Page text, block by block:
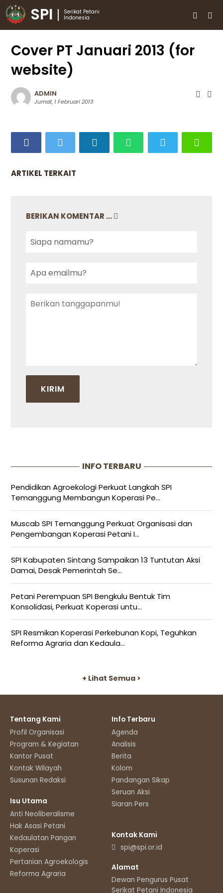
SPI
Serikat Petani
Indonesia
Cover PT Januari 2013 (for
website)
ADMIN
Jumat, 1 Februari 2013
ARTIKEL TERKAIT
BERIKAN KOMENTAR ...
INFO TERBARU
Pendidikan Agroekologi Perkuat Langkah SPI
Temanggung Membangun Koperasi Pe...
Muscab SPI Temanggung Perkuat Organisasi dan
Pengembangan Koperasi Petani I...
SPI Kabupaten Sintang Sampaikan 13 Tuntutan Aksi
Damai, Desak Pemerintah Se...
Petani Perempuan SPI Bengkulu Bentuk Tim
Konsolidasi, Perkuat Koperasi untu...
SPI Resmikan Koperasi Perkebunan Kopi, Teguhkan
Reforma Agraria dan Kedaula...
+ Lihat Semua >
Tentang Kami
Profil Organisasi
Program & Kegiatan
Kantor Pusat
Kontak Wilayah
Susunan Redaksi
Isu Utama
Anti Neoliberalisme
Hak Asasi Petani
Kedaulatan Pangan
Koperasi
Pertanian Agroekologis
Reforma Agraria
Info Terbaru
Agenda
Analisis
Berita
Kolom
Pandangan Sikap
Seruan Aksi
Siaran Pers
Kontak Kami
spi@spi.or.id
Alamat
Dewan Pengurus Pusat
Serikat Petani Indonesia